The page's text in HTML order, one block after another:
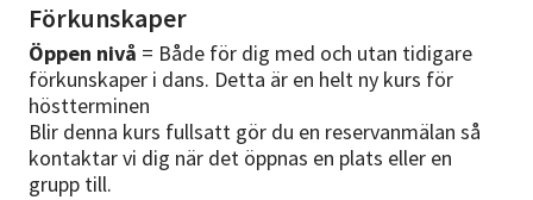
Förkunskaper
Öppen nivå = Både för dig med och utan tidigare
förkunskaper i dans. Detta är en helt ny kurs för
höstterminen
Blir denna kurs fullsatt gör du en reservanmälan så
kontaktar vi dig när det öppnas en plats eller en
grupp till.